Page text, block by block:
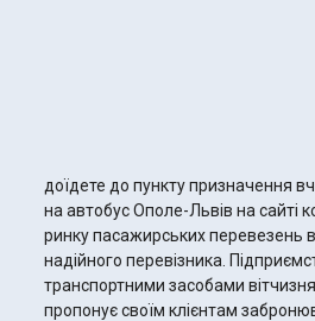
доїдете до пункту призначення
на автобус Ополе-Львів на сайті
ринку пасажирських перевезень
надійного перевізника.
транспортними засобами
пропонує своїм клієнтам